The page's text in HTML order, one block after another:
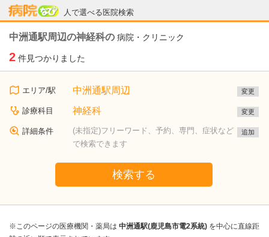
人で選べる医院検索
病院なび
中洲通駅周辺の神経科の 病院・クリニック
2 件見つかりました
エリア/駅 中洲通駅周辺 変更
診療科目 神経科 変更
詳細条件
(未指定)フリーワード、予約、専門、症状など
で検索できます
追加
検索する
※このページの医療機関・薬局は 中洲通駅(鹿児島市電2系統) を中心に直線距